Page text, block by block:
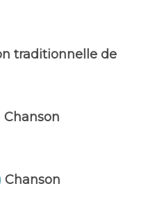
traditionnelle de
Chanson
Chanson